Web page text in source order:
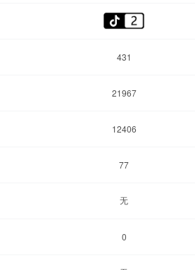
431
21967
12406
77
无
0